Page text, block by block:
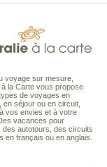
voyage sur mesure,
à la Carte vous propose
de voyages en
en séjour ou en circuit,
vos envies et à votre
vacances pour
des autotours, des circuits
en français ou en anglais.